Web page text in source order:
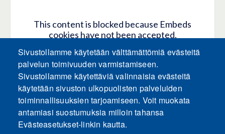
This content is blocked because Embeds
cookies have not been accepted.
HYVÄKSY KAIKKI EVÄSTEET
Only accept Embeds cookies
Sivustollamme käytetään välttämättömiä evästeitä
palvelun toimivuuden varmistamiseen.
Sivustollamme käytettäviä valinnaisia evästeitä
käytetään sivuston ulkopuolisten palveluiden
toiminnallisuuksien tarjoamiseen. Voit muokata
antamiasi suostumuksia milloin tahansa
Evästeasetukset-linkin kautta.